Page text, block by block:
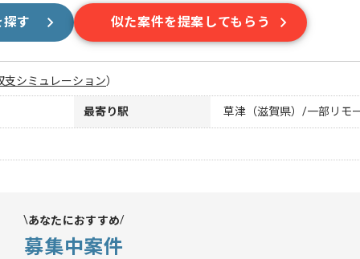
す 似た案件を提案してもらう
支シミュレーション）
最寄り駅 草津（滋賀県）/一部リモ
あなたにおすすめ
募集中案件